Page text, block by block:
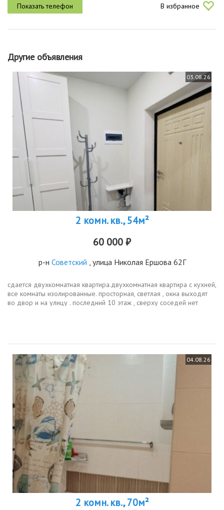
В избранное
Другие объявления
03.08.26
2 комн. кв., 54м²
60 000 ₽
р-н Советский , улица Николая Ершова 62Г
сдается двухкомнатная квартира.двухкомнатная квартира с кухней,
все комнаты изолированные. просторная, светлая , окна выходят
во двор и на улицу . последний 10 этаж , сверху соседей нет
04.08.26
2 комн. кв., 70м²